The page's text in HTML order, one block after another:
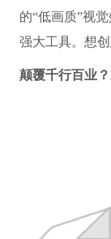
的“低画质”视
强大工具。想
颠覆千行百业